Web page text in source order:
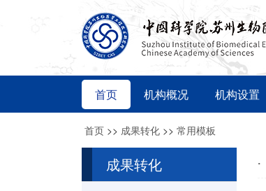
首页 机构概况 机构设置
首页 >> 成果转化 >> 常用模板
成果转化